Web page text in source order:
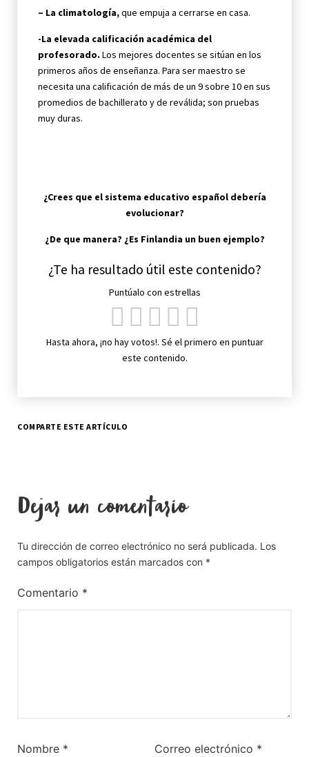
– La climatología,que empuja a cerrarse en casa.
-La elevada calificación académica del
profesorado. Los mejores docentes se sitúan en los
primeros años de enseñanza. Para ser maestro se
necesita una calificación de más de un 9 sobre 10 en sus
promedios de bachillerato y de reválida; son pruebas
muy duras.
¿Crees que el sistema educativo español debería
evolucionar?
¿De que manera? ¿Es Finlandia un buen ejemplo?
¿Te ha resultado útil este contenido?
Puntúalo con estrellas
Hasta ahora, ¡no hay votos!. Sé el primero en puntuar
este contenido.
COMPARTE ESTE ARTÍCULO
Dejar un comentario
Tu dirección de correo electrónico no será publicada. Los
campos obligatorios están marcados con *
Comentario *
Nombre * Correo electrónico *